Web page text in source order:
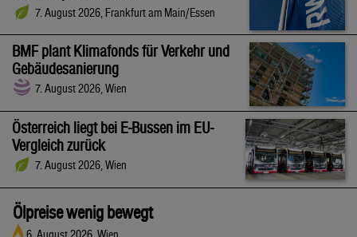
7. August 2026, Frankfurt am Main/Essen
BMF plant Klimafonds für Verkehr und
Gebäudesanierung
7. August 2026, Wien
Österreich liegt bei E-Bussen im EU-
Vergleich zurück
7. August 2026, Wien
Ölpreise wenig bewegt